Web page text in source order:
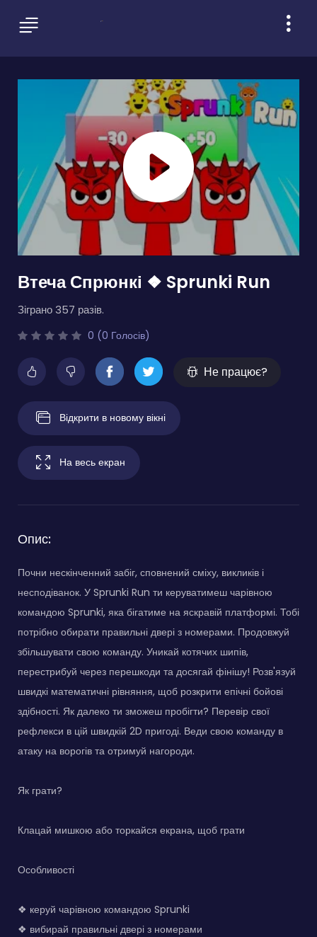
Втеча Спрюнкі ❖ Sprunki Run
Зіграно 357 разів.
0 (0 Голосів)
Не працює?
Відкрити в новому вікні
На весь екран
Опис:
Почни нескінченний забіг, сповнений сміху, викликів і
несподіванок. У Sprunki Run ти керуватимеш чарівною
командою Sprunki, яка бігатиме на яскравій платформі. Тобі
потрібно обирати правильні двері з номерами. Продовжуй
збільшувати свою команду. Уникай котячих шипів,
перестрибуй через перешкоди та досягай фінішу! Розв'язуй
швидкі математичні рівняння, щоб розкрити епічні бойові
здібності. Як далеко ти зможеш пробігти? Перевір свої
рефлекси в цій швидкій 2D пригоді. Веди свою команду в
атаку на ворогів та отримуй нагороди.
Як грати?
Клацай мишкою або торкайся екрана, щоб грати
Особливості
❖ керуй чарівною командою Sprunki
❖ вибирай правильні двері з номерами